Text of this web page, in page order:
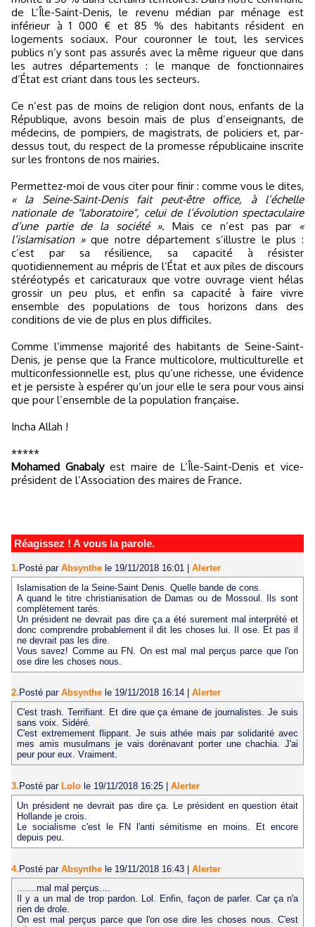
de L’Île-Saint-Denis, le revenu médian par ménage est
inférieur à 1 000 € et 85 % des habitants résident en
logements sociaux. Pour couronner le tout, les services
publics n’y sont pas assurés avec la même rigueur que dans
les autres départements : le manque de fonctionnaires
d’État est criant dans tous les secteurs.
Ce n’est pas de moins de religion dont nous, enfants de la
République, avons besoin mais de plus d’enseignants, de
médecins, de pompiers, de magistrats, de policiers et, par-
dessus tout, du respect de la promesse républicaine inscrite
sur les frontons de nos mairies.
Permettez-moi de vous citer pour finir : comme vous le dites,
« la Seine-Saint-Denis fait peut-être office, à l’échelle
nationale de "laboratoire", celui de l’évolution spectaculaire
d’une partie de la société ». Mais ce n’est pas par
«
l’islamisation »que notre département s’illustre le plus :
c’est par sa résilience, sa capacité à résister
quotidiennement au mépris de l’État et aux piles de discours
stéréotypés et caricaturaux que votre ouvrage vient hélas
grossir un peu plus, et enfin sa capacité à faire vivre
ensemble des populations de tous horizons dans des
conditions de vie de plus en plus difficiles.
Comme l’immense majorité des habitants de Seine-Saint-
Denis, je pense que la France multicolore, multiculturelle et
multiconfessionnelle est, plus qu’une richesse, une évidence
et je persiste à espérer qu’un jour elle le sera pour vous ainsi
que pour l’ensemble de la population française.
Incha Allah !
*****
Mohamed Gnabalyest maire de L’Île-Saint-Denis et vice-
président de l’Association des maires de France.
Réagissez ! A vous la parole.
1. Posté par Absynthe le 19/11/2018 16:01
Alerter
Islamisation de la Seine-Saint Denis. Quelle bande de cons.
A quand le titre christianisation de Damas ou de Mossoul. Ils sont
complètement tarés.
Un président ne devrait pas dire ça a été surement mal interprété et
donc comprendre probablement il dit les choses lui. Il ose. Et pas il
ne devrait pas les dire.
Vous savez! Comme au FN. On est mal mal perçus parce que l'on
ose dire les choses nous.
2. Posté par Absynthe le 19/11/2018 16:14
Alerter
C'est trash. Terrifiant. Et dire que ça émane de journalistes. Je suis
sans voix. Sidéré.
C'est extremement flippant. Je suis athée mais par solidarité avec
mes amis musulmans je vais dorénavant porter une chachia. J'ai
peur pour eux. Vraiment.
3. Posté par Lolo le 19/11/2018 16:25
Alerter
Un président ne devrait pas dire ça. Le président en question était
Hollande je crois.
Le socialisme c'est le FN l'anti sémitisme en moins. Et encore
depuis peu.
4.Posté par Absynthe le 19/11/2018 16:43 | Alerter
.......mal mal perçus....
Il y a un mal de trop pardon. Lol. Enfin, façon de parler. Car ça n'a
rien de drole.
On est mal perçus parce que l'on ose dire les choses nous. C'est